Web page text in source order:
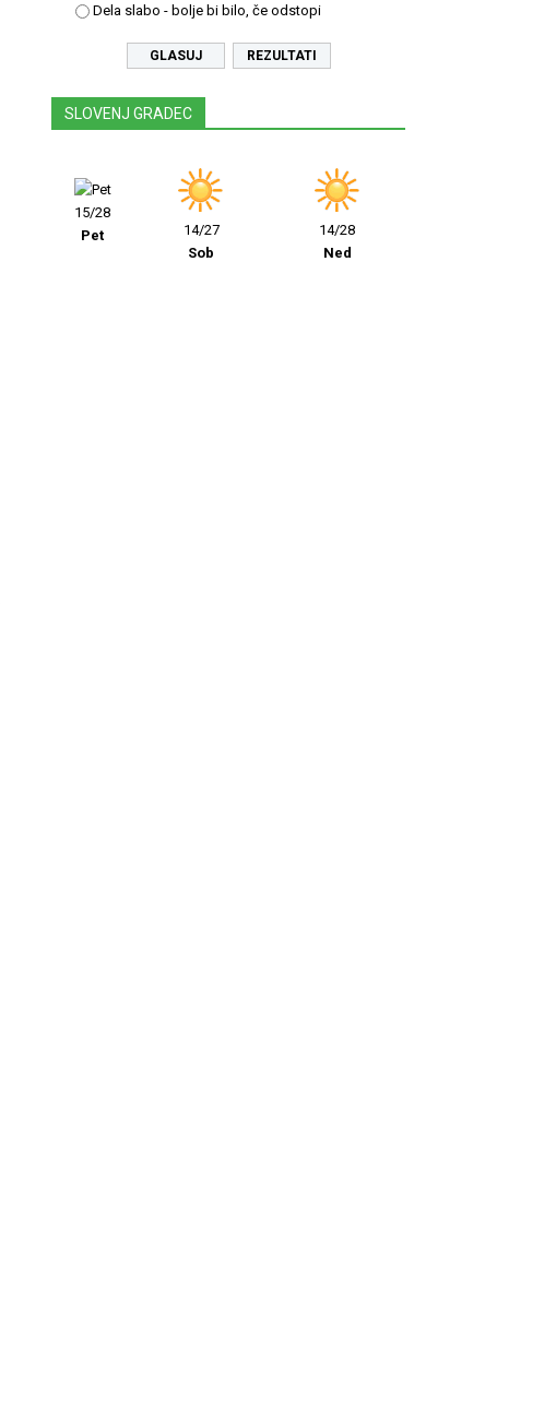
Dela slabo - bolje bi bilo, če odstopi
REZULTATI
SLOVENJ GRADEC
15/28
Pet
14/27
Sob
14/28
Ned